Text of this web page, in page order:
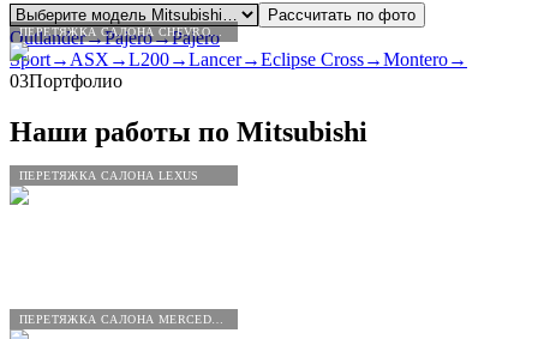
ПЕРЕТЯЖКА САЛОНА LEXUS
Рассчитать по фото
Outlander→Pajero→Pajero
Sport→ASX→L200→Lancer→Eclipse Cross→Montero→
03Портфолио
Наши работы по Mitsubishi